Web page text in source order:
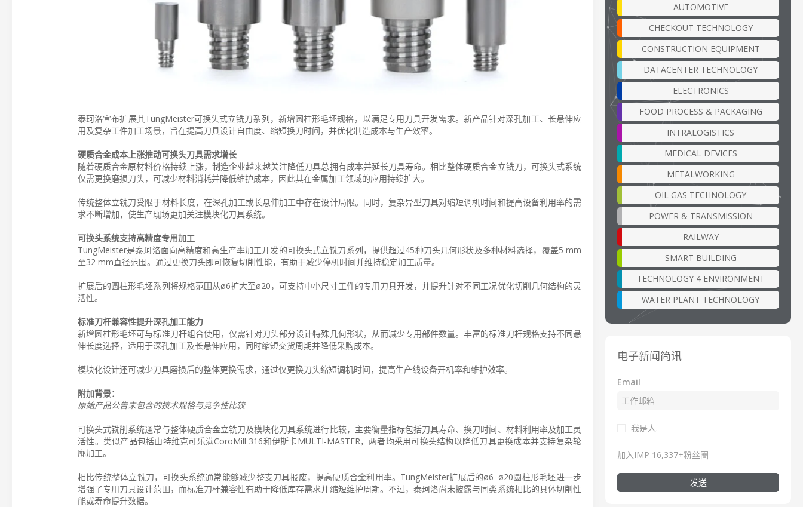
泰珂洛宣布扩展其TungMeister可换头式立铣刀系列，新增圆柱形毛坯规格，以满足专用刀具开发需求。新产品针对深孔加工、长悬伸应
用及复杂工件加工场景，旨在提高刀具设计自由度、缩短换刀时间，并优化制造成本与生产效率。
硬质合金成本上涨推动可换头刀具需求增长
随着硬质合金原材料价格持续上涨，制造企业越来越关注降低刀具总拥有成本并延长刀具寿命。相比整体硬质合金立铣刀，可换头式系统
仅需更换磨损刀头，可减少材料消耗并降低维护成本，因此其在金属加工领域的应用持续扩大。
传统整体立铣刀受限于材料长度，在深孔加工或长悬伸加工中存在设计局限。同时，复杂异型刀具对缩短调机时间和提高设备利用率的需
求不断增加，使生产现场更加关注模块化刀具系统。
可换头系统支持高精度专用加工
TungMeister是泰珂洛面向高精度和高生产率加工开发的可换头式立铣刀系列，提供超过45种刀头几何形状及多种材料选择，覆盖5 mm
至32 mm直径范围。通过更换刀头即可恢复切削性能，有助于减少停机时间并维持稳定加工质量。
扩展后的圆柱形毛坯系列将规格范围从ø6扩大至ø20，可支持中小尺寸工件的专用刀具开发，并提升针对不同工况优化切削几何结构的灵
活性。
标准刀杆兼容性提升深孔加工能力
新增圆柱形毛坯可与标准刀杆组合使用，仅需针对刀头部分设计特殊几何形状，从而减少专用部件数量。丰富的标准刀杆规格支持不同悬
伸长度选择，适用于深孔加工及长悬伸应用，同时缩短交货周期并降低采购成本。
模块化设计还可减少刀具磨损后的整体更换需求，通过仅更换刀头缩短调机时间，提高生产线设备开机率和维护效率。
附加背景：
原始产品公告未包含的技术规格与竞争性比较
可换头式铣削系统通常与整体硬质合金立铣刀及模块化刀具系统进行比较，主要衡量指标包括刀具寿命、换刀时间、材料利用率及加工灵
活性。类似产品包括山特维克可乐满CoroMill 316和伊斯卡MULTI-MASTER，两者均采用可换头结构以降低刀具更换成本并支持复杂轮
廓加工。
相比传统整体立铣刀，可换头系统通常能够减少整支刀具报废，提高硬质合金利用率。TungMeister扩展后的ø6–ø20圆柱形毛坯进一步
增强了专用刀具设计范围，而标准刀杆兼容性有助于降低库存需求并缩短维护周期。不过，泰珂洛尚未披露与同类系统相比的具体切削性
能或寿命提升数据。
AUTOMOTIVE
CHECKOUT TECHNOLOGY
CONSTRUCTION EQUIPMENT
DATACENTER TECHNOLOGY
ELECTRONICS
FOOD PROCESS & PACKAGING
INTRALOGISTICS
MEDICAL DEVICES
METALWORKING
OIL GAS TECHNOLOGY
POWER & TRANSMISSION
RAILWAY
SMART BUILDING
TECHNOLOGY 4 ENVIRONMENT
WATER PLANT TECHNOLOGY
电子新闻简讯
Email
我是人.
加入IMP 16,337+粉丝圈
发送